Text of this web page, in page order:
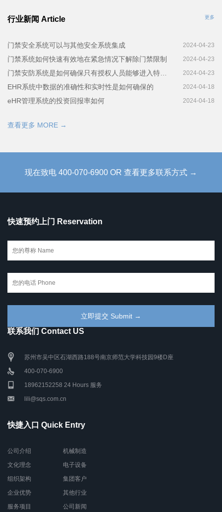
行业新闻 Article 更多
门禁安全系统可以与其他安全系统集成 2024-04-23
门禁系统如何快速有效地在紧急情况下解除门禁限制 2024-04-23
2024-04-23
EHR系统中数据的准确性和实时性是如何确保的 2024-04-18
eHR管理系统的投资回报率如何 2024-04-18
查看更多 MORE →
现在致电 400-070-6900 OR 查看更多联系方式 →
快速预约上门 Reservation
联系我们 Contact US
苏州市吴中区石湖西路188号南京师范大学科技园9楼D座
400-070-6900
18962152258 24 Hours 服务
lili@sqs.com.cn
快捷入口 Quick Entry
公司介绍
文化理念
组织架构
企业优势
服务项目
机械制造
电子设备
集团客户
其他行业
公司新闻